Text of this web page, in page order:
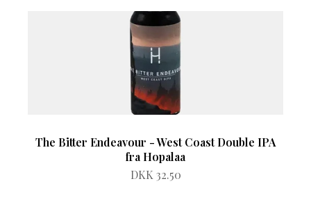
The Bitter Endeavour - West Coast Double IPA
fra Hopalaa
DKK 32.50